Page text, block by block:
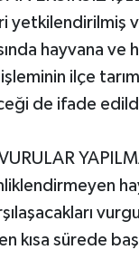
yetkilendirilmiş
hayvana
ilçe
de ifade
en kısa sürede